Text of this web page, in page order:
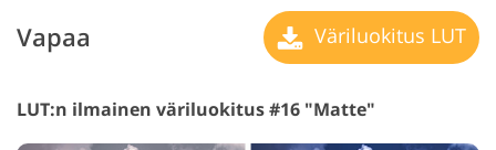
Vapaa Väriluokitus LUT
LUT:n ilmainen väriluokitus #16 "Matte"